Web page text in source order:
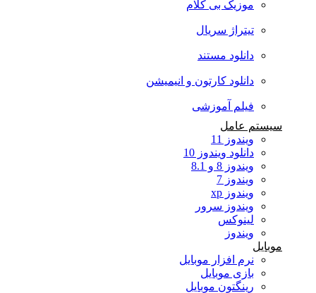
موزیک بی کلام
تیتراژ سریال
دانلود مستند
دانلود کارتون و انیمیشن
فیلم آموزشی
سیستم عامل
ویندوز 11
دانلود ویندوز 10
ویندوز 8 و 8.1
ویندوز 7
ویندوز xp
ویندوز سرور
لینوکس
ویندوز
موبایل
نرم افزار موبایل
بازی موبایل
رینگتون موبایل